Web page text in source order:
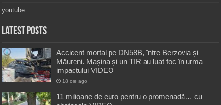
youtube
Latest Posts
Accident mortal pe DN58B, între Berzovia și
Măureni. Mașina și un TIR au luat foc în urma
impactului VIDEO
18 ore ago
11 milioane de euro pentru o promenadă… cu